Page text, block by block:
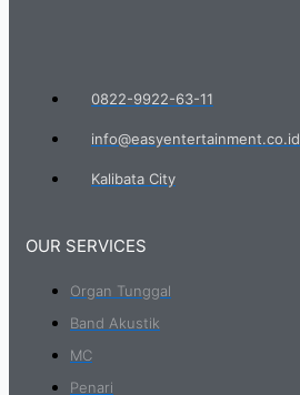
0822-9922-63-11
info@easyentertainment.co.id
Kalibata City
OUR SERVICES
Organ Tunggal
Band Akustik
MC
Penari